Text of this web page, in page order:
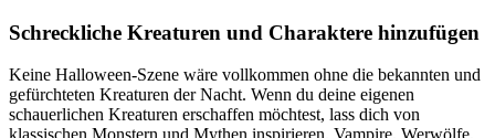
Schreckliche Kreaturen und Charaktere hinzufügen
Keine Halloween-Szene wäre vollkommen ohne die bekannten und
gefürchteten Kreaturen der Nacht. Wenn du deine eigenen
schauerlichen Kreaturen erschaffen möchtest, lass dich von